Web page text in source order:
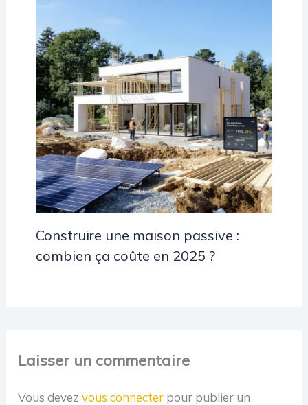
Construire une maison passive :
combien ça coûte en 2025 ?
Laisser un commentaire
Vous devezvous connecter pour publier un